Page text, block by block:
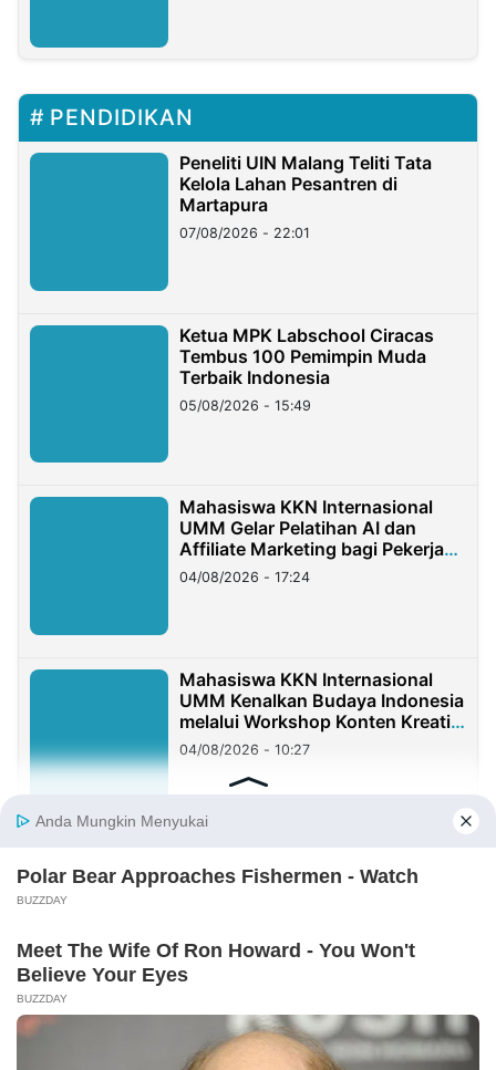
PENDIDIKAN
Peneliti UIN Malang Teliti Tata
Kelola Lahan Pesantren di
Martapura
07/08/2026 - 22:01
Ketua MPK Labschool Ciracas
Tembus 100 Pemimpin Muda
Terbaik Indonesia
05/08/2026 - 15:49
Mahasiswa KKN Internasional
UMM Gelar Pelatihan AI dan
Affiliate Marketing bagi Pekerja
Migran Indonesia di Taiwan
04/08/2026 - 17:24
Mahasiswa KKN Internasional
UMM Kenalkan Budaya Indonesia
melalui Workshop Konten Kreatif
di Taiwan
04/08/2026 - 10:27
167 Jalin Kolaborasi dengan SDN